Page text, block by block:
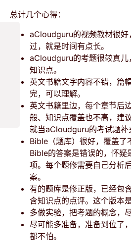
总计几个心得：
aCloudguru的视频教材很好
过，就是时间有点长。
aCloudguru的考题很较真儿
知识点。
英文书籍文字内容不错，篇
完，可以理解。
英文书籍里边，每个章节后
般、知识点覆盖也不高，建
就当aCloudguru的考试题补
Bible（题库）很好，覆盖了
Bible的答案是错误的，怀疑
项。每个题修需要自己分析
案。
有的题库是修正版，已经包
含知识点的点评。这个版本是
多做实验，把考题的概念，
尽可能多准备，准备到位了
都不怕。